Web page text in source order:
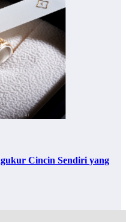
Cincin Sendiri yang